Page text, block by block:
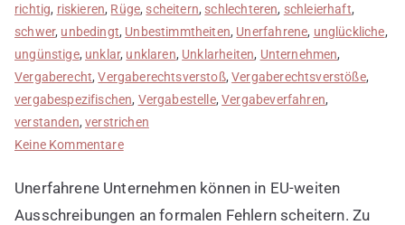
richtig, riskieren, Rüge, scheitern, schlechteren, schleierhaft,
schwer, unbedingt, Unbestimmtheiten, Unerfahrene, unglückliche,
ungünstige, unklar, unklaren, Unklarheiten, Unternehmen,
Vergaberecht,Vergaberechtsverstoß,Vergaberechtsverstöße,
vergabespezifischen, Vergabestelle,Vergabeverfahren,
verstanden,verstrichen
Keine Kommentarezu
1:
zu
Unerfahrene Unternehmen können in EU-weiten
Ausschreibungen an formalen Fehlern scheitern. Zu